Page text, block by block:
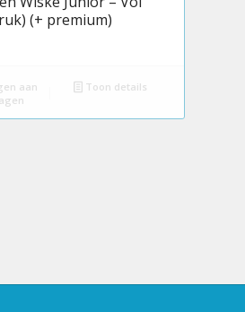
(+ premium)
aan
Toon details